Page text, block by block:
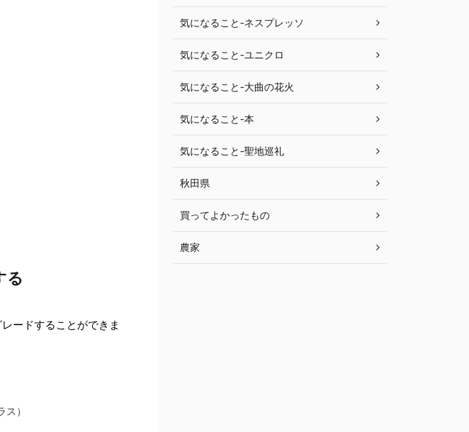
る
ードすることができま
）
気になること-ネスプレッソ
気になること-ユニクロ
気になること-大曲の花火
気になること-本
気になること-聖地巡礼
秋田県
買ってよかったもの
農家